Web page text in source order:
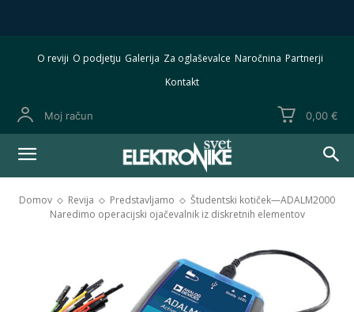
O reviji O podjetju Galerija Za oglaševalce Naročnina Partnerji
Kontakt
Moj račun 0,00 €
Domov Revija Predstavljamo
Študentski kotiček—ADALM2000
Naredimo operacijski ojačevalnik iz diskretnih elementov